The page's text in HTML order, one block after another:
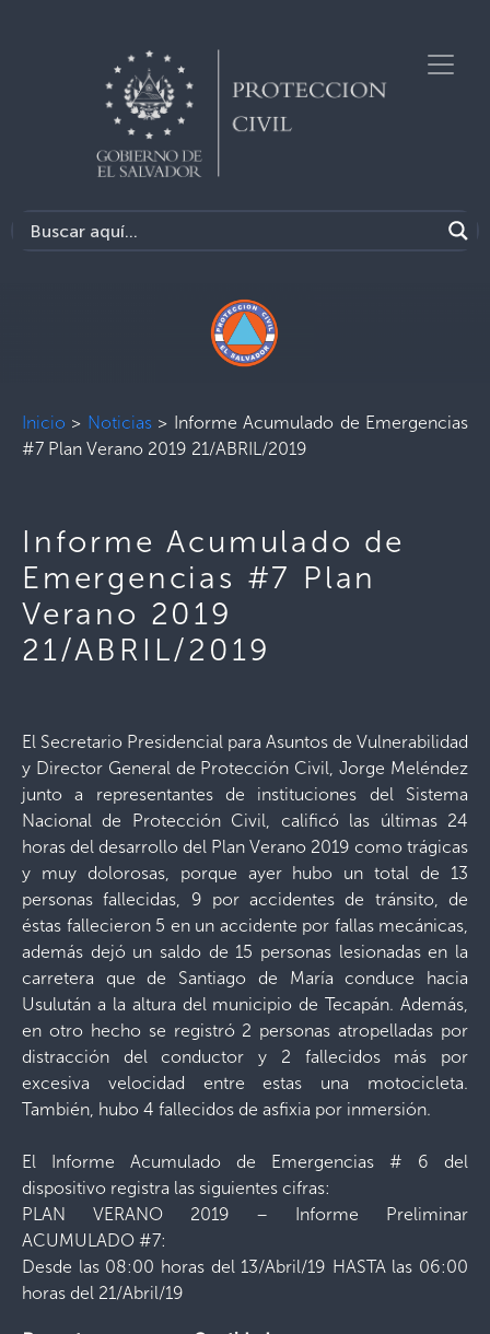
Inicio > Noticias> Informe Acumulado de Emergencias
#7 Plan Verano 2019 21/ABRIL/2019
Informe Acumulado de
Emergencias #7 Plan
Verano 2019
21/ABRIL/2019
El Secretario Presidencial para Asuntos de Vulnerabilidad
y Director General de Protección Civil, Jorge Meléndez
junto a representantes de instituciones del Sistema
Nacional de Protección Civil, calificó las últimas 24
horas del desarrollo del Plan Verano 2019 como trágicas
y muy dolorosas, porque ayer hubo un total de 13
personas fallecidas, 9 por accidentes de tránsito, de
éstas fallecieron 5 en un accidente por fallas mecánicas,
además dejó un saldo de 15 personas lesionadas en la
carretera que de Santiago de María conduce hacia
Usulután a la altura del municipio de Tecapán. Además,
en otro hecho se registró 2 personas atropelladas por
distracción del conductor y 2 fallecidos más por
excesiva velocidad entre estas una motocicleta.
También, hubo 4 fallecidos de asfixia por inmersión.
El Informe Acumulado de Emergencias # 6 del
dispositivo registra las siguientes cifras:
PLAN VERANO 2019 – Informe Preliminar
ACUMULADO #7:
Desde las 08:00 horas del 13/Abril/19 HASTA las 06:00
horas del 21/Abril/19